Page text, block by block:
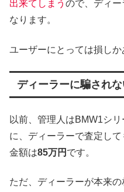
出来てしまう ので、ディ
なります。
ユーザーにとっては損しか
ディーラーに騙され
以前、管理人はBMW1シ
に、ディーラーで査定し
金額は85万円 です。
ただ、ディーラーが本来